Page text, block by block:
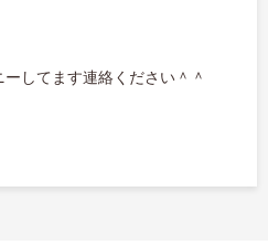
してます連絡ください＾＾